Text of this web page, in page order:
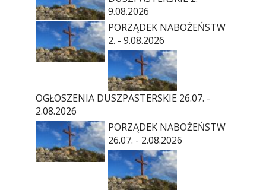
9.08.2026
PORZĄDEK NABOŻEŃSTW
2. - 9.08.2026
OGŁOSZENIA DUSZPASTERSKIE 26.07. -
2.08.2026
PORZĄDEK NABOŻEŃSTW
26.07. - 2.08.2026